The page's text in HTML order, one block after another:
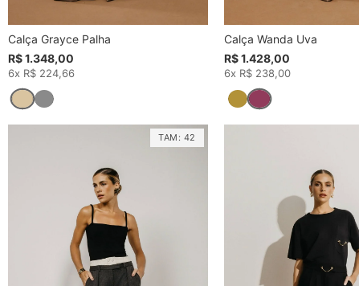
Calça Grayce Palha
R$ 1.348,00
6x R$ 224,66
Calça Wanda Uva
R$ 1.428,00
6x R$ 238,00
TAM: 42